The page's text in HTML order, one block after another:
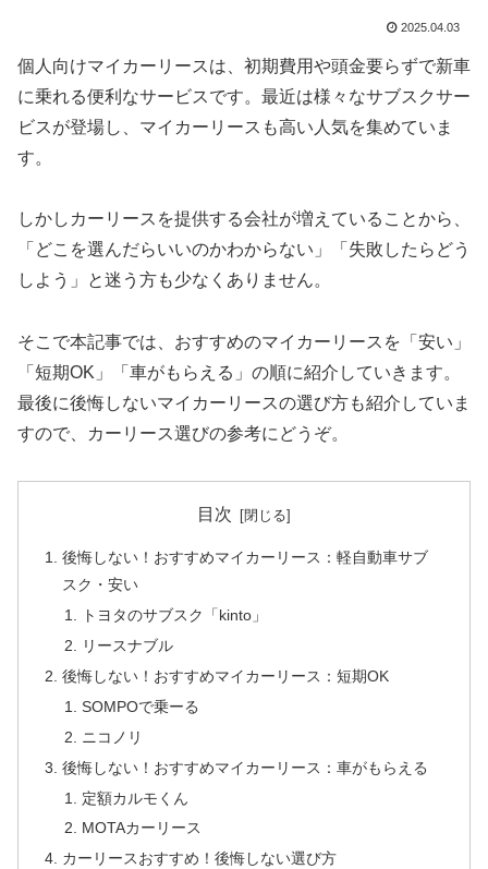
2025.04.03
個人向けマイカーリースは、初期費用や頭金要らずで新車
に乗れる便利なサービスです。最近は様々なサブスクサー
ビスが登場し、マイカーリースも高い人気を集めていま
す。
しかしカーリースを提供する会社が増えていることから、
「どこを選んだらいいのかわからない」「失敗したらどう
しよう」と迷う方も少なくありません。
そこで本記事では、おすすめのマイカーリースを「安い」
「短期OK」「車がもらえる」の順に紹介していきます。
最後に後悔しないマイカーリースの選び方も紹介していま
すので、カーリース選びの参考にどうぞ。
目次
後悔しない！おすすめマイカーリース：軽自動車サブ
スク・安い
トヨタのサブスク「kinto」
リースナブル
後悔しない！おすすめマイカーリース：短期OK
SOMPOで乗ーる
ニコノリ
後悔しない！おすすめマイカーリース：車がもらえる
定額カルモくん
MOTAカーリース
カーリースおすすめ！後悔しない選び方